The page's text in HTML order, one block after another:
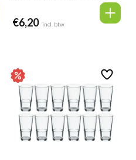
€6,20 incl. btw